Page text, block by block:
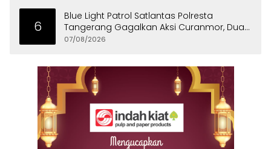
6
Blue Light Patrol Satlantas Polresta
Tangerang Gagalkan Aksi Curanmor, Dua
Pria Diamankan
07/08/2026